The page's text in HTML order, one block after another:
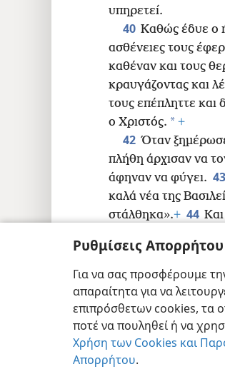
Ρυθμίσεις Απορρήτου
Για να σας προσφέρουμε
απαραίτητα για να
επιπρόσθετων cookies, τα
ποτέ να πουληθεί ή να
Χρήση των Cookies και
Απορρήτου.
υπηρετεί.
40 Καθώς έδυε ο
ασθένειες τους
καθέναν και τους
κραυγάζοντας και
τους επέπληττε και
ο Χριστός. * +
42 Όταν
πλήθη άρχισαν να
άφηναν να φύγει. 43
καλά νέα της
στάλθηκα».+ 44
Copyright© 2026